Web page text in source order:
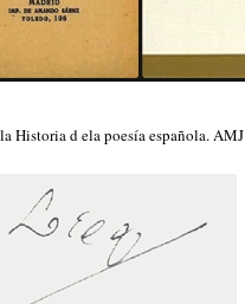
Historia d ela poesía española. AMJ